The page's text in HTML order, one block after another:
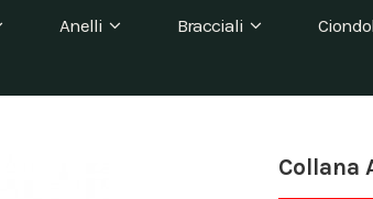
Anelli Bracciali
Collana